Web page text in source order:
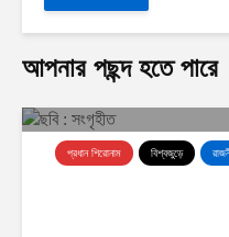
আপনার পছন্দ হতে পারে
প্রধান শিরোনাম বিশ্বজুড়ে